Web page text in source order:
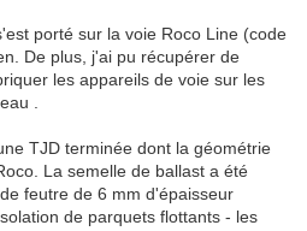
porté sur la voie Roco Line (code
De plus, j'ai pu récupérer de
les appareils de voie sur les
.
TJD terminée dont la géométrie
La semelle de ballast a été
feutre de 6 mm d'épaisseur
de parquets flottants - les